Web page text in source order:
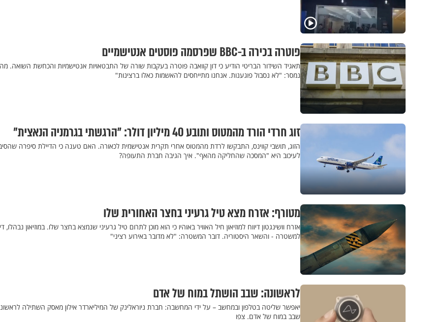
פוטרה בכירה ב-BBC שפרסמה פוסטים אנטישמיים
תאגיד השידור הבריטי הודיע כי דון קוואבה פוטרה בעקבות שורה של התבטאויות אנטישמיות והכחשת השואה.
נמסר: "לא נסבול פוגענות. אנחנו מתייחסים להאשמות כאלו ברצינות"
זוג חרדי הורד מהמטוס ותובע 40 מיליון דולר: "הרגשתי בגרמניה הנאצית"
הזוג, תושבי קווינס, התבקשו לרדת מהמטוס אחרי תקרית אנטישמית לכאורה. האם טענה כי הדיילת סיפרה
לעיכוב היא "המסכה שהחליקה מהאף". איך הגיבה חברת התעופה?
מטורף: אזרח מצא טיל גרעיני בחצר האחורית שלו
אזרח וושינגטון דיווח למוזיאון חיל האוויר באוהיו כי הוא מוכן לתרום טיל גרעיני שנמצא בחצר שלו. במוזיאון נבהלו,
למשטרה - והשאר היסטוריה. דובר המשטרה: "לא מדובר באירוע רציני"
לראשונה: שבב הושתל במוח של אדם
יאפשר שליטה בטלפון ובמחשב – על ידי המחשבה: חברת ניוראלינק של המיליארדר אילון מאסק השתילה
שבב במוח של אדם. צפו